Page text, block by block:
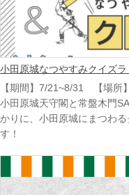
小田原城なつやすみクイズラ
【期間】7/21~8/31 【場所
小田原城天守閣と常盤木門
かりに、小田原城にまつわ
す！